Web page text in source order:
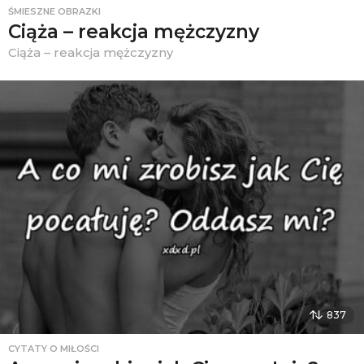
ŚMIESZNE OBRAZKI
Ciąża – reakcja mężczyzny
Ciąża – reakcja mężczyzny
837
CYTATY O MIŁOŚCI